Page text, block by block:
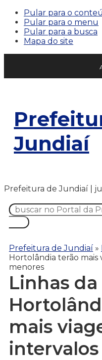
Pular para o
Pular para o menu
Pular para a busca
Mapa do site
Jundiaí
Prefeitura de Jundiaí |
Prefeitura de Jundiaí »
Hortolândia terão mais
menores
Linhas da
mais